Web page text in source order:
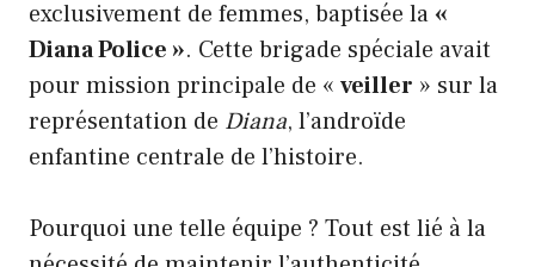
exclusivement de femmes, baptisée la«
Diana Police ». Cette brigade spéciale avait
pour mission principale de « veiller » sur la
représentation de Diana, l’androïde
enfantine centrale de l’histoire.
Pourquoi une telle équipe ? Tout est lié à la